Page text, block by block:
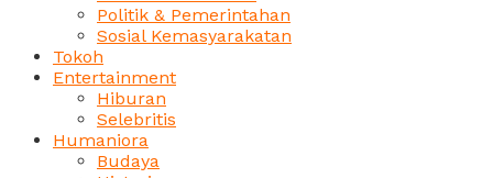
Politik & Pemerintahan
Sosial Kemasyarakatan
Tokoh
Entertainment
Hiburan
Selebritis
Humaniora
Budaya